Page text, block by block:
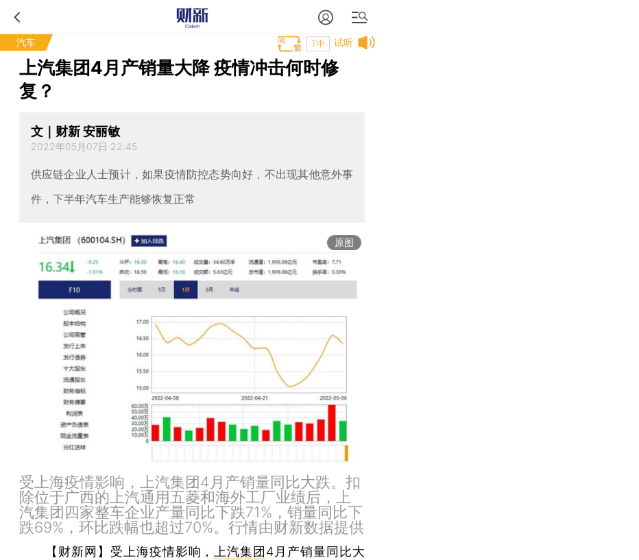
汽车 试听
T中
上汽集团4月产销量大降 疫情冲击何时修
复？
文｜财新 安丽敏
2022年05月07日 22:45
供应链企业人士预计，如果疫情防控态势向好，不出现其他意外事
件，下半年汽车生产能够恢复正常
原图
受上海疫情影响，上汽集团4月产销量同比大跌。扣
除位于广西的上汽通用五菱和海外工厂业绩后，上
汽集团四家整车企业产量同比下跌71%，销量同比下
跌69%，环比跌幅也超过70%。行情由财新数据提供
【财新网】 受上海疫情影响， 上汽集团4月产销量同比大